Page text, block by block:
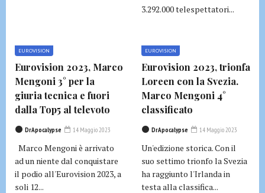
3.292.000 telespettatori...
EUROVISION
Eurovision 2023, Marco
Mengoni 3° per la
giuria tecnica e fuori
dalla Top5 al televoto
DrApocalypse 14 Maggio 2023
Marco Mengoni è arrivato
ad un niente dal conquistare
il podio all'Eurovision 2023, a
soli 12...
EUROVISION
Eurovision 2023, trionfa
Loreen con la Svezia.
Marco Mengoni 4°
classificato
DrApocalypse 14 Maggio 2023
Un'edizione storica. Con il
suo settimo trionfo la Svezia
ha raggiunto l'Irlanda in
testa alla classifica...